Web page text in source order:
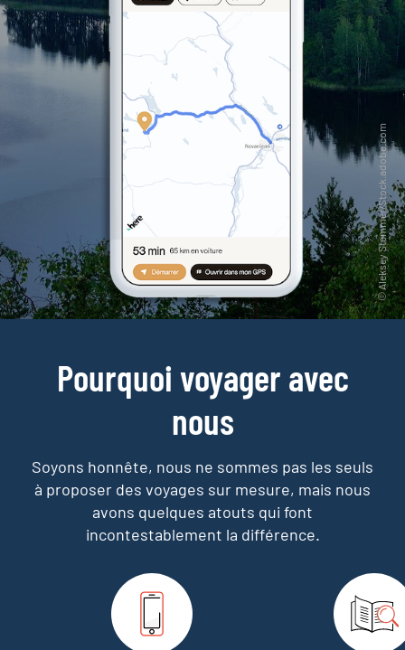
Pourquoi voyager avec
nous
Soyons honnête, nous ne sommes pas les seuls
à proposer des voyages sur mesure, mais nous
avons quelques atouts qui font
incontestablement la différence.